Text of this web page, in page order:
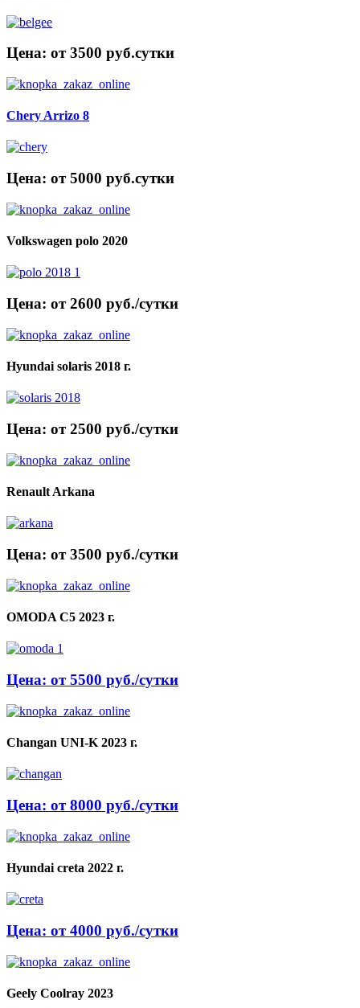
Цена: от 3500 руб.cутки
Chery Arrizo 8
Цена: от 5000 руб.cутки
Volkswagen polo 2020
Цена: от 2600 руб./сутки
Hyundai solaris 2018 г.
Цена: от 2500 руб./сутки
Renault Arkana
Цена: от 3500 руб./сутки
OMODA C5 2023 г.
Цена: от 5500 руб./сутки
Changan UNI-K 2023 г.
Цена: от 8000 руб./сутки
Hyundai creta 2022 г.
Цена: от 4000 руб./сутки
Geely Coolray 2023